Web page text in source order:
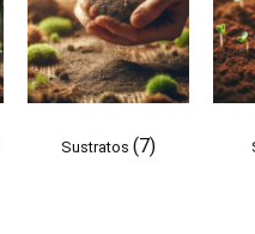
Sustratos (7)